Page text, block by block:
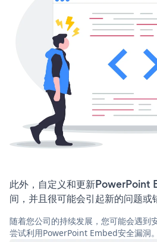
此外，自定义和更新PowerPoint
间，并且很可能会引起新的问题或
随着您公司的持续发展，您可能会遇到
尝试利用PowerPoint Embed安全漏洞。